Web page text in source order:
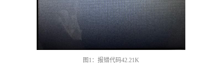
图 1：报错代码42.21K